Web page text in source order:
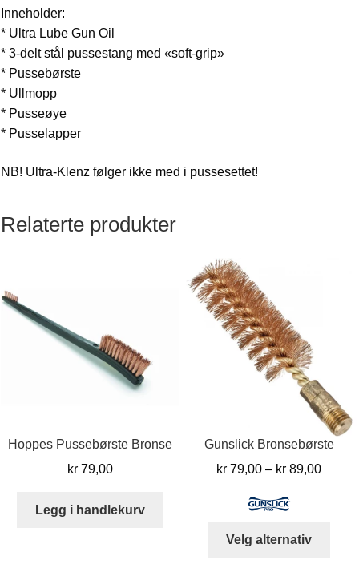
Inneholder:
* Ultra Lube Gun Oil
* 3-delt stål pussestang med «soft-grip»
* Pussebørste
* Ullmopp
* Pusseøye
* Pusselapper
NB! Ultra-Klenz følger ikke med i pussesettet!
Relaterte produkter
Hoppes Pussebørste Bronse
kr 79,00
Legg i handlekurv
Gunslick Bronsebørste
kr 79,00 – kr 89,00
Velg alternativ